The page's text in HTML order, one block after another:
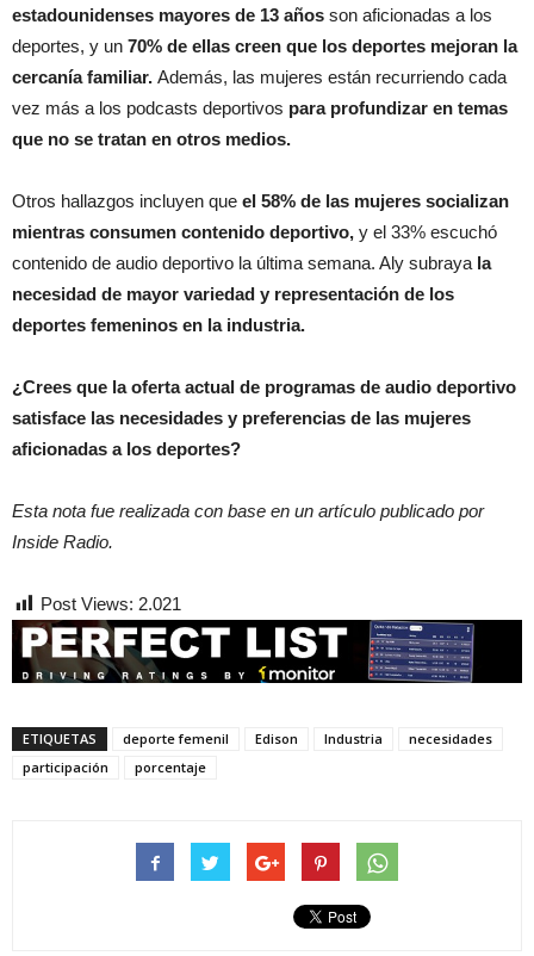
estadounidenses mayores de 13 años son aficionadas a los
deportes, y un 70% de ellas creen que los deportes mejoran la
cercanía familiar. Además, las mujeres están recurriendo cada
vez más a los podcasts deportivos para profundizar en temas
que no se tratan en otros medios.
Otros hallazgos incluyen que el 58% de las mujeres socializan
mientras consumen contenido deportivo, y el 33% escuchó
contenido de audio deportivo la última semana. Aly subraya la
necesidad de mayor variedad y representación de los
deportes femeninos en la industria.
¿Crees que la oferta actual de programas de audio deportivo
satisface las necesidades y preferencias de las mujeres
aficionadas a los deportes?
Esta nota fue realizada con base en un artículo publicado por
Inside Radio.
Post Views: 2.021
ETIQUETAS deporte femenil Edison Industria
necesidades
participación
porcentaje